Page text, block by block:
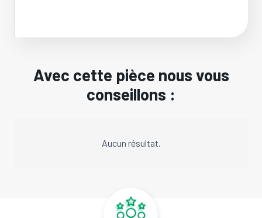
Avec cette pièce nous vous
conseillons :
Aucun résultat.